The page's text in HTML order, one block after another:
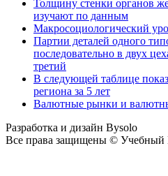
Толщину стенки органов
изучают по данным
Макросоциологический
Партии деталей одного
последовательно в двух
третий
В следующей таблице
региона за 5 лет
Валютные рынки и
Разработка и дизайн Bysolo
Все права защищены © Учебный